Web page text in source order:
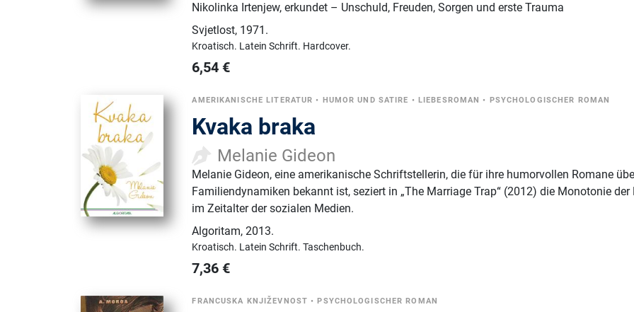
Nikolinka Irtenjew, erkundet – Unschuld, Freuden, Sorgen und erste Trauma
Svjetlost, 1971.
Kroatisch. Latein Schrift. Hardcover.
6,54 €
AMERIKANISCHE LITERATUR • HUMOR UND SATIRE • LIEBESROMAN • PSYCHOLOGISCHER ROMAN
Kvaka braka
Melanie Gideon
Melanie Gideon, eine amerikanische Schriftstellerin, die für ihre humorvollen Romane
Familiendynamiken bekannt ist, seziert in „The Marriage Trap“ (2012) die Monotonie der
im Zeitalter der sozialen Medien.
Algoritam,2013.
Kroatisch. Latein Schrift.Taschenbuch.
7,36 €
FRANCUSKA KNJIŽEVNOST •PSYCHOLOGISCHER ROMAN